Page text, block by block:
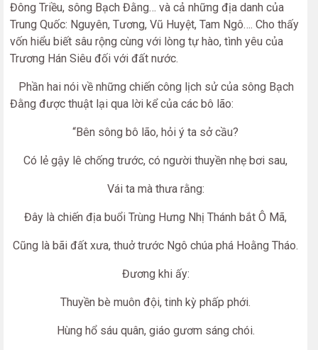
Đông Triều, sông Bạch Đằng… và cả những địa danh của
Trung Quốc: Nguyên, Tương, Vũ Huyệt, Tam Ngô…. Cho thấy
vốn hiểu biết sâu rộng cùng với lòng tự hào, tình yêu của
Trương Hán Siêu đối với đất nước.
Phần hai nói về những chiến công lịch sử của sông Bạch
Đằng được thuật lại qua lời kể của các bô lão:
“Bên sông bô lão, hỏi ý ta sở cầu?
Có lẻ gậy lê chống trước, có người thuyền nhẹ bơi sau,
Vái ta mà thưa rằng:
Đây là chiến địa buổi Trùng Hưng Nhị Thánh bắt Ô Mã,
Cũng là bãi đất xưa, thuở trước Ngô chúa phá Hoằng Tháo.
Đương khi ấy:
Thuyền bè muôn đội, tinh kỳ phấp phới.
Hùng hổ sáu quân, giáo gươm sáng chói.